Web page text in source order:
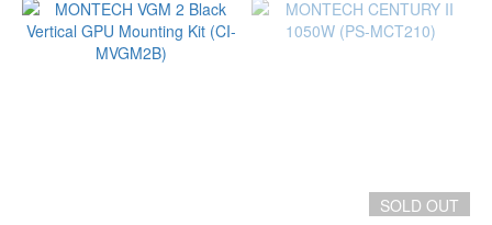
SOLD OUT